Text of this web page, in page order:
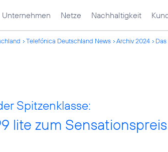
Unternehmen Netze Nachhaltigkeit
Telefónica Deutschland News Archiv 2024
Spitzenklasse:
lite zum